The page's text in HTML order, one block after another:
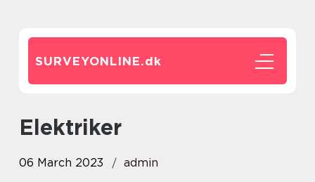
SURVEYONLINE.dk
elektriker
06 March 2023 admin